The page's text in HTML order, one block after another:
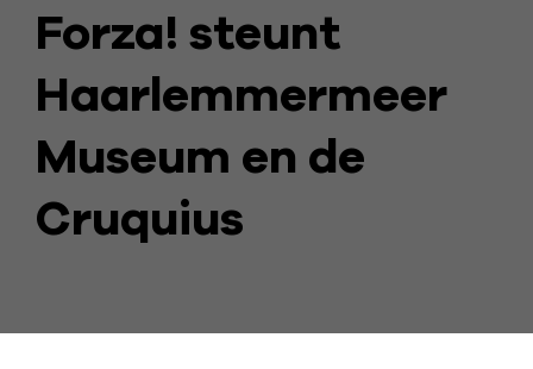
Forza! steunt
Haarlemmermeer
Museum en de
Cruquius